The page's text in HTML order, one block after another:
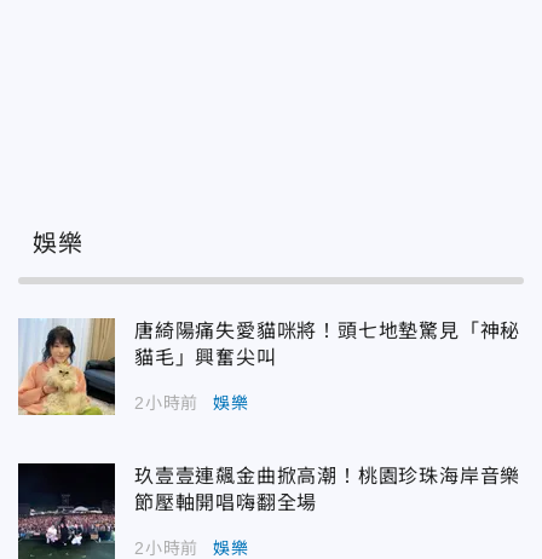
娛樂
唐綺陽痛失愛貓咪將！頭七地墊驚見「神秘
貓毛」興奮尖叫
2小時前 娛樂
玖壹壹連飆金曲掀高潮！桃園珍珠海岸音樂
節壓軸開唱嗨翻全場
2小時前 娛樂